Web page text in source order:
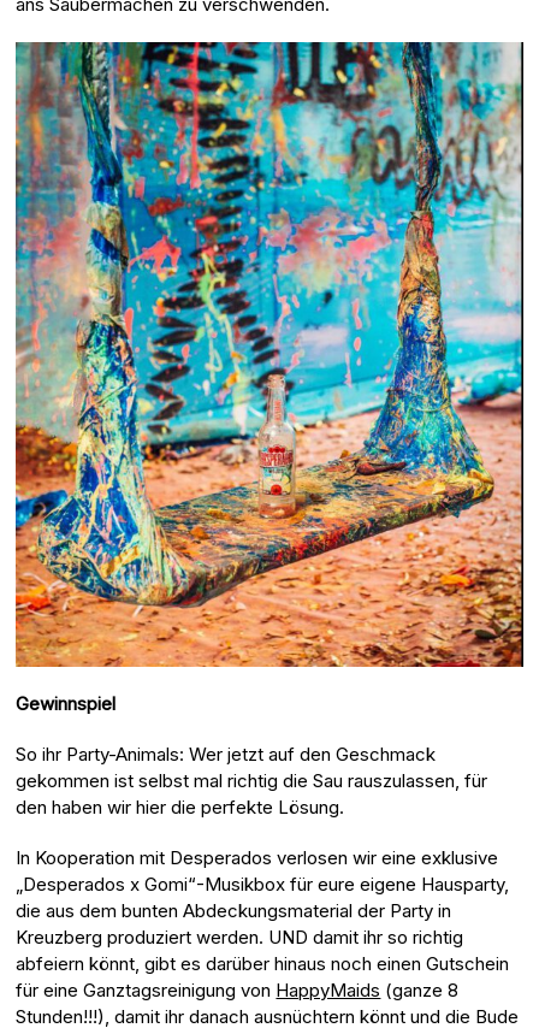
Gewinnspiel
So ihr Party-Animals: Wer jetzt auf den Geschmack
gekommen ist selbst mal richtig die Sau rauszulassen, für
den haben wir hier die perfekte Lösung.
In Kooperation mit Desperados verlosen wir eine exklusive
„Desperados x Gomi“-Musikbox für eure eigene Hausparty,
die aus dem bunten Abdeckungsmaterial der Party in
Kreuzberg produziert werden. UND damit ihr so richtig
abfeiern könnt, gibt es darüber hinaus noch einen Gutschein
für eine Ganztagsreinigung von HappyMaids (ganze 8
Stunden!!!), damit ihr danach ausnüchtern könnt und die Bude